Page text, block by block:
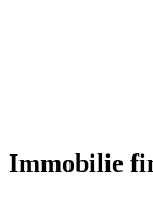
Immobilie